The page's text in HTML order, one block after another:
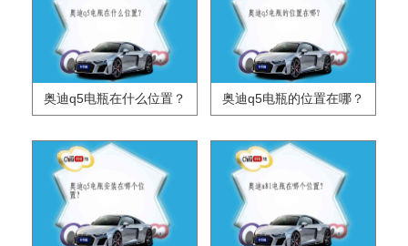
奥迪q5电瓶在什么位置？ 奥迪q5电瓶的位置在哪？